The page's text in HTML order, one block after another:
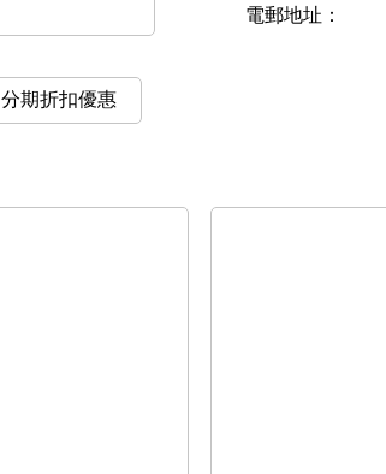
電郵地址：
分期折扣優惠